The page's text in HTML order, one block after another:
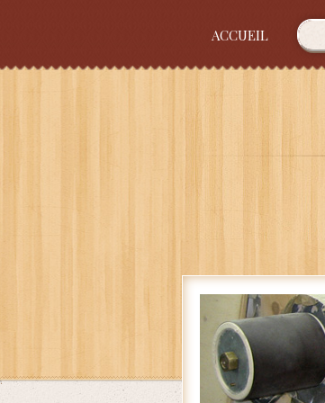
ACCUEIL